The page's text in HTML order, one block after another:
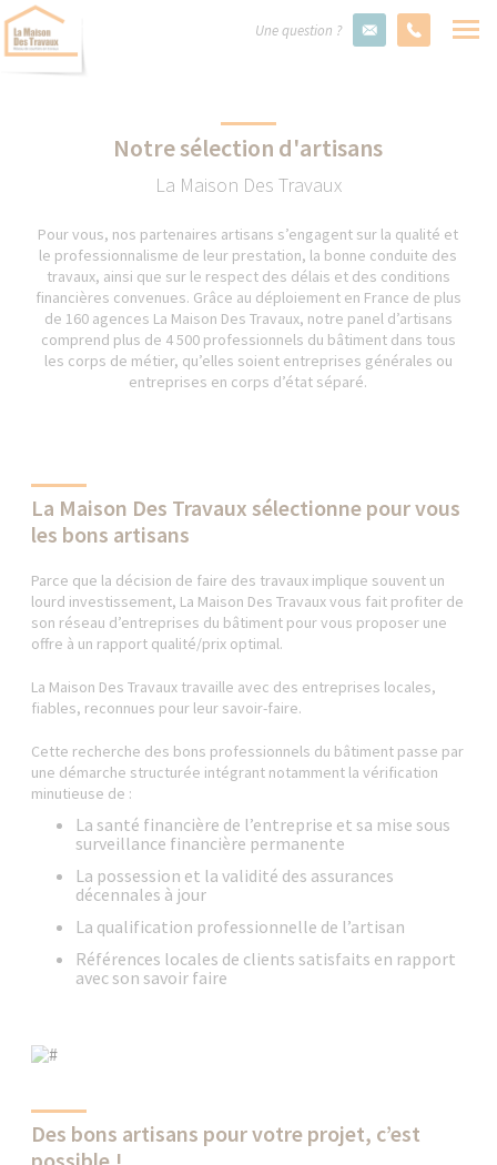
Une question ?
Notre sélection d'artisans
La Maison Des Travaux
Pour vous, nos partenaires artisans s’engagent sur la qualité et
le professionnalisme de leur prestation, la bonne conduite des
travaux, ainsi que sur le respect des délais et des conditions
financières convenues. Grâce au déploiement en France de plus
de 160 agences La Maison Des Travaux, notre panel d’artisans
comprend plus de 4 500 professionnels du bâtiment dans tous
les corps de métier, qu’elles soient entreprises générales ou
entreprises en corps d’état séparé.
La Maison Des Travaux sélectionne pour vous
les bons artisans
Parce que la décision de faire des travaux implique souvent un
lourd investissement, La Maison Des Travaux vous fait profiter de
son réseau d’entreprises du bâtiment pour vous proposer une
offre à un rapport qualité/prix optimal.
La Maison Des Travaux travaille avec des entreprises locales,
fiables, reconnues pour leur savoir-faire.
Cette recherche des bons professionnels du bâtiment passe par
une démarche structurée intégrant notamment la vérification
minutieuse de :
La santé financière de l’entreprise et sa mise sous
surveillance financière permanente
La possession et la validité des assurances
décennales à jour
La qualification professionnelle de l’artisan
Références locales de clients satisfaits en rapport
avec son savoir faire
Des bons artisans pour votre projet, c’est